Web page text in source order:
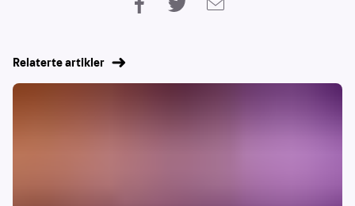
Relaterte artikler